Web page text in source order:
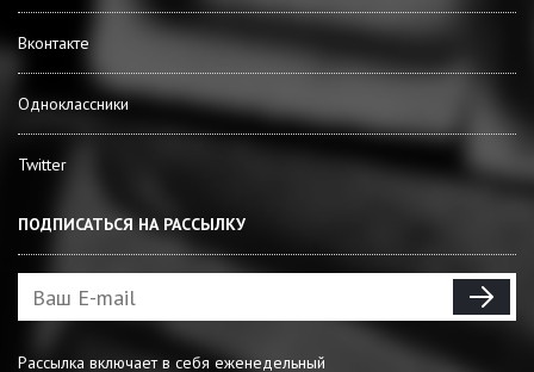
Вконтакте
Одноклассники
Twitter
ПОДПИСАТЬСЯ НА РАССЫЛКУ
Рассылка включает в себя еженедельный